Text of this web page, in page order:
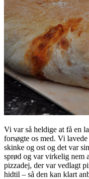
Vi var så heldige at få en
forsøgte os med. Vi
skinke og ost og det var
sprød og var virkelig nem
pizzadej, der var vedlagt
hidtil – så den kan klart